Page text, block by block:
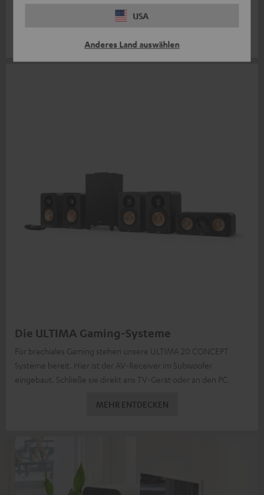
USA
Anderes Land auswählen
"Wieder mal sehr zufrieden. Klang, Verarbeitung, Lieferung und
Service. Einfach nur teuflisch gut."
ULTIMA 40 KOMBO / Gerhard K. / 08.02.2024
Die ULTIMA Gaming-Systeme
Für brachiales Gaming stehen unsere ULTIMA 20 CONCEPT
Systeme bereit. Hier ist der AV-Receiver im Subwoofer
eingebaut. Schließe sie direkt ans TV-Gerät oder an den PC.
MEHR ENTDECKEN